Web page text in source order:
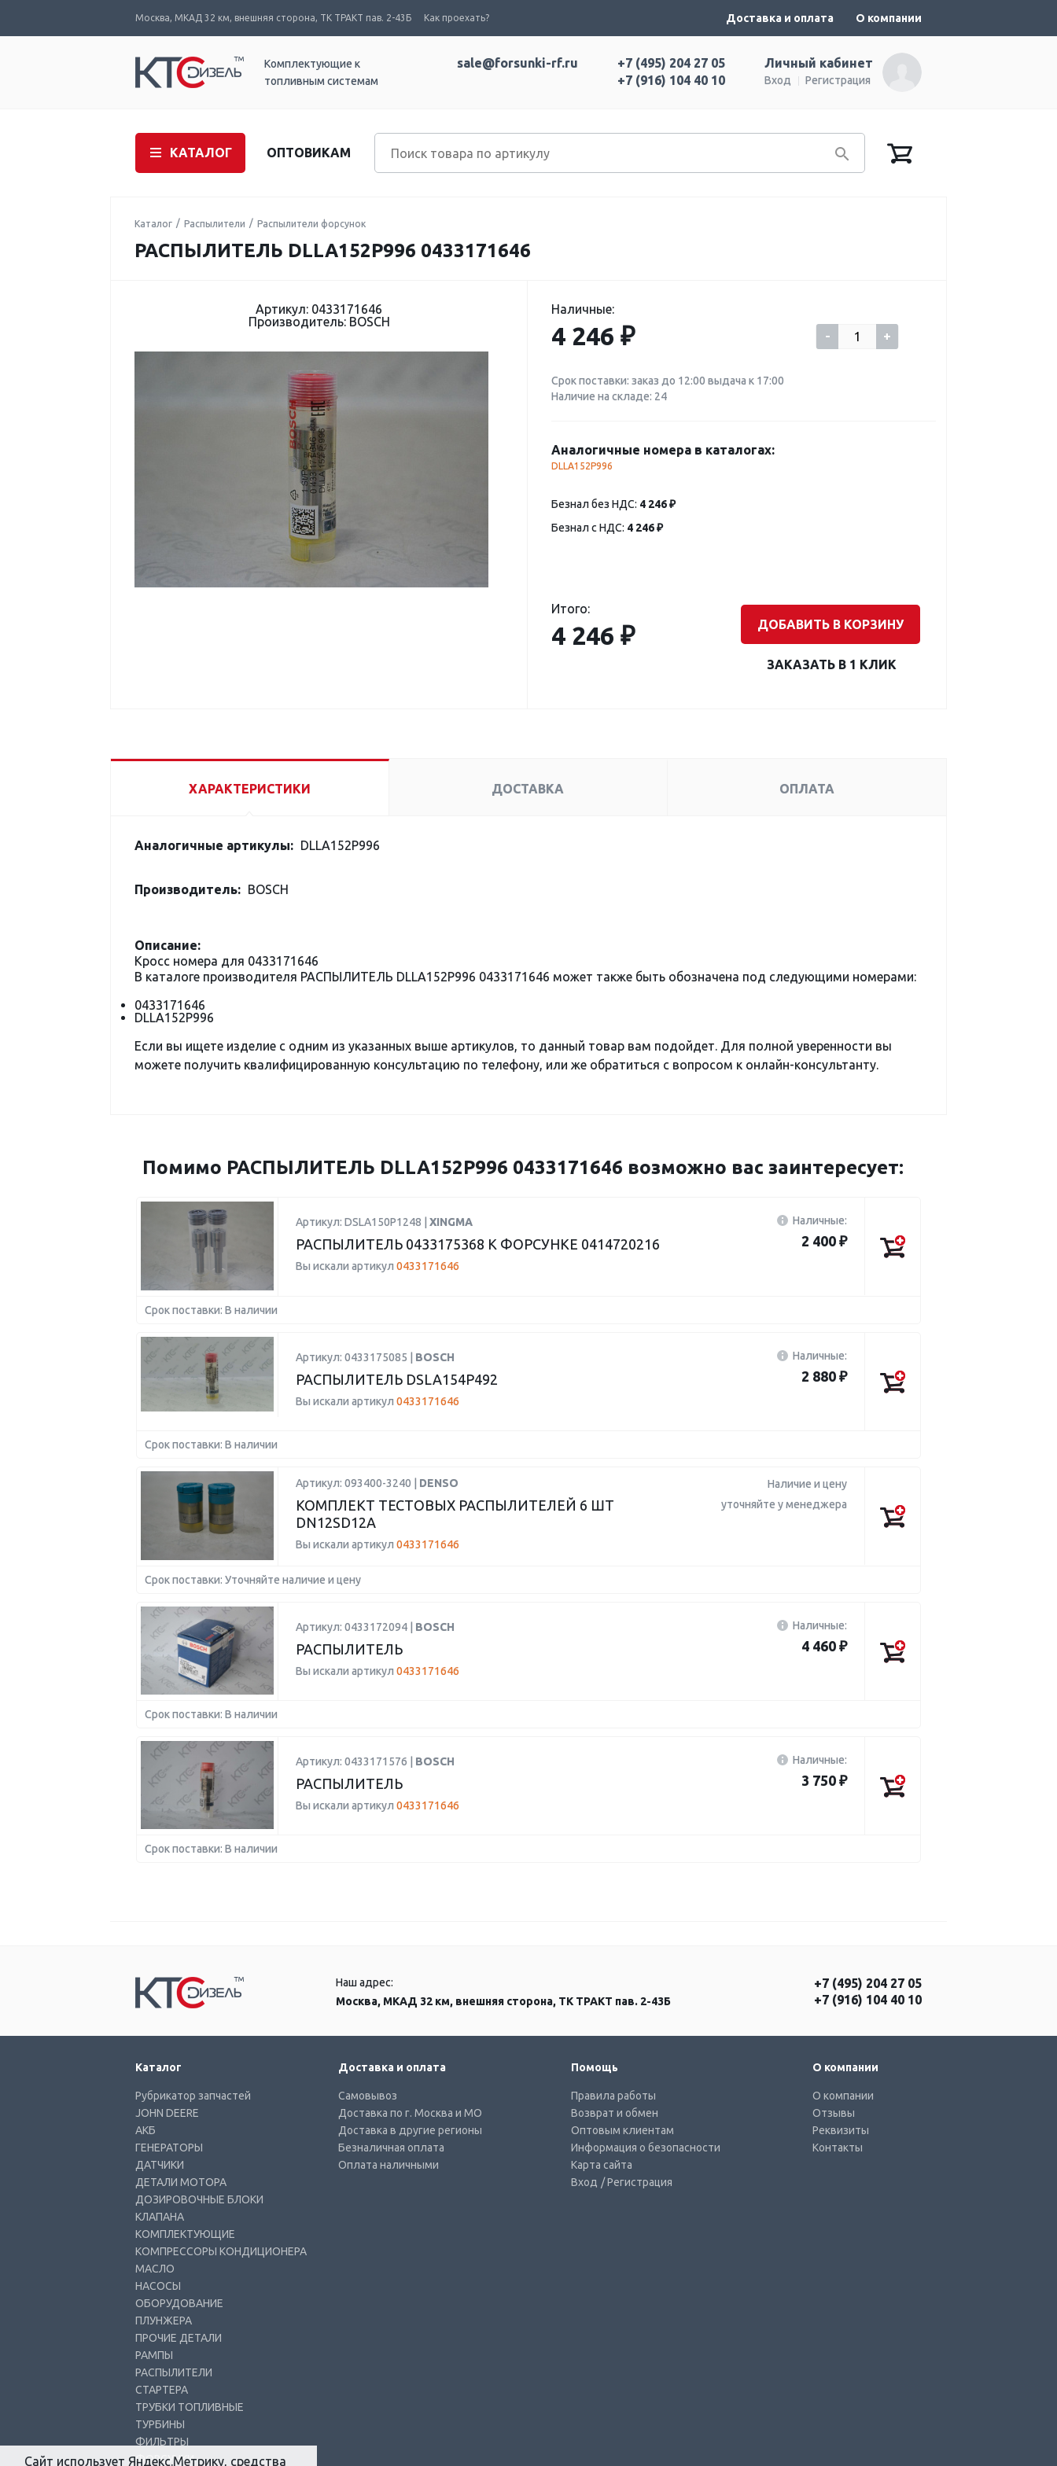
Москва, МКАД 32 км, внешняя сторона, ТК ТРАКТ пав. 2-43Б Как проехать? Доставка и оплата О компании
Комплектующие к
топливным системам
Личный кабинет
Вход Регистрация
+7 (495) 204 27 05
+7 (916) 104 40 10
sale@forsunki-rf.ru
КАТАЛОГ ОПТОВИКАМ
Каталог Распылители Распылители форсунок
РАСПЫЛИТЕЛЬ DLLA152P996 0433171646
Артикул: 0433171646
Производитель: BOSCH
Наличные:
4 246 ₽ - +
Срок поставки: заказ до 12:00 выдача к 17:00
Наличие на складе: 24
Аналогичные номера в каталогах:
DLLA152P996
Безнал без НДС: 4 246 ₽
Безнал с НДС: 4 246 ₽
Итого:
4 246 ₽ ДОБАВИТЬ В КОРЗИНУ
ЗАКАЗАТЬ В 1 КЛИК
ХАРАКТЕРИСТИКИ ДОСТАВКА ОПЛАТА
Аналогичные артикулы: DLLA152P996
Производитель: BOSCH
Описание:
Кросс номера для 0433171646
В каталоге производителя РАСПЫЛИТЕЛЬ DLLA152P996 0433171646 может также быть обозначена под следующими номерами:
0433171646
DLLA152P996
Если вы ищете изделие с одним из указанных выше артикулов, то данный товар вам подойдет. Для полной уверенности вы
можете получить квалифицированную консультацию по телефону, или же обратиться с вопросом к онлайн-консультанту.
Помимо РАСПЫЛИТЕЛЬ DLLA152P996 0433171646 возможно вас заинтересует:
Артикул: DSLA150P1248 | XINGMA
РАСПЫЛИТЕЛЬ 0433175368 К ФОРСУНКЕ 0414720216
Вы искали артикул 0433171646
Наличные:
2 400 ₽
Срок поставки: В наличии
Артикул: 0433175085 | BOSCH
РАСПЫЛИТЕЛЬ DSLA154P492
Вы искали артикул 0433171646
Наличные:
2 880 ₽
Срок поставки: В наличии
Артикул: 093400-3240 | DENSO
КОМПЛЕКТ ТЕСТОВЫХ РАСПЫЛИТЕЛЕЙ 6 ШТ
DN12SD12A
Вы искали артикул 0433171646
Наличие и цену
уточняйте у менеджера
Срок поставки: Уточняйте наличие и цену
Артикул: 0433172094 | BOSCH
РАСПЫЛИТЕЛЬ
Вы искали артикул 0433171646
Наличные:
4 460 ₽
Срок поставки: В наличии
Артикул: 0433171576 | BOSCH
РАСПЫЛИТЕЛЬ
Вы искали артикул 0433171646
Наличные:
3 750 ₽
Срок поставки: В наличии
Наш адрес:
Москва, МКАД 32 км, внешняя сторона, ТК ТРАКТ пав. 2-43Б
+7 (495) 204 27 05
+7 (916) 104 40 10
Каталог
Рубрикатор запчастей
JOHN DEERE
АКБ
ГЕНЕРАТОРЫ
ДАТЧИКИ
ДЕТАЛИ МОТОРА
ДОЗИРОВОЧНЫЕ БЛОКИ
КЛАПАНА
КОМПЛЕКТУЮЩИЕ
КОМПРЕССОРЫ КОНДИЦИОНЕРА
МАСЛО
НАСОСЫ
ОБОРУДОВАНИЕ
ПЛУНЖЕРА
ПРОЧИЕ ДЕТАЛИ
РАМПЫ
РАСПЫЛИТЕЛИ
СТАРТЕРА
ТРУБКИ ТОПЛИВНЫЕ
ТУРБИНЫ
ФИЛЬТРЫ
ФОРСУНКИ
Доставка и оплата
Самовывоз
Доставка по г. Москва и МО
Доставка в другие регионы
Безналичная оплата
Оплата наличными
Помощь
Правила работы
Возврат и обмен
Оптовым клиентам
Информация о безопасности
Карта сайта
Вход / Регистрация
О компании
О компании
Отзывы
Реквизиты
Контакты
Сайт использует Яндекс.Метрику, средства